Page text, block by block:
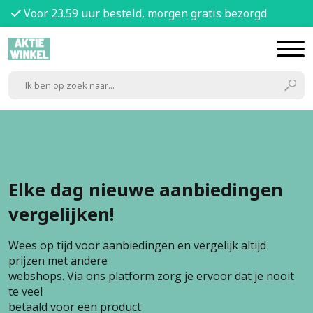
Voor 23.59 uur besteld, morgen gratis bezorgd
Elke dag nieuwe aanbiedingen
vergelijken!
Wees op tijd voor aanbiedingen en vergelijk altijd
prijzen met andere
webshops. Via ons platform zorg je ervoor dat je nooit
te veel
betaald voor een product